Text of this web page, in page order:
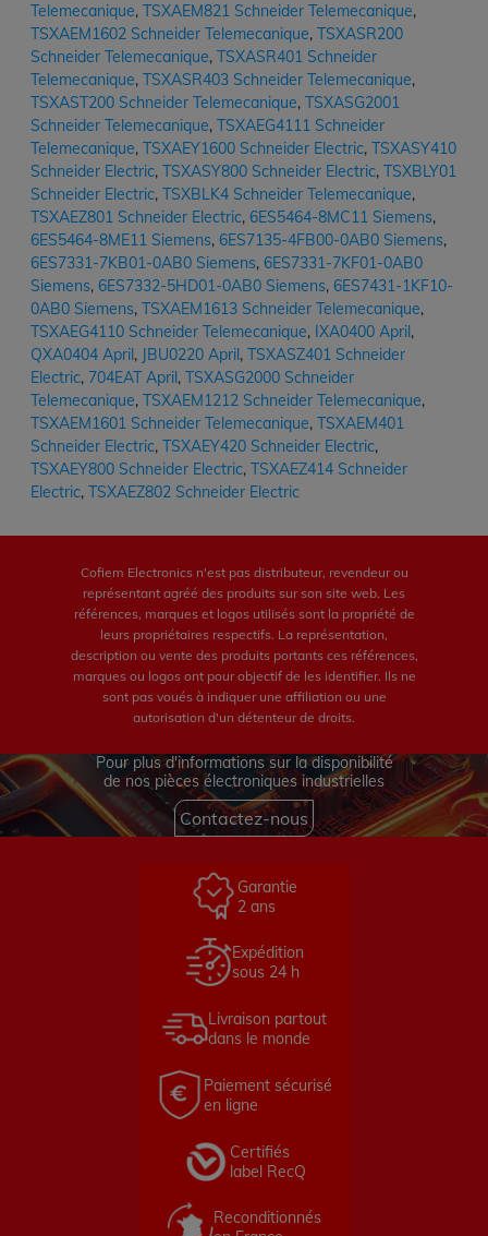
Telemecanique, TSXAEM821 Schneider Telemecanique,
TSXAEM1602 Schneider Telemecanique, TSXASR200
Schneider Telemecanique, TSXASR401 Schneider
Telemecanique, TSXASR403 Schneider Telemecanique,
TSXAST200 Schneider Telemecanique, TSXASG2001
Schneider Telemecanique, TSXAEG4111 Schneider
Telemecanique, TSXAEY1600 Schneider Electric, TSXASY410
Schneider Electric, TSXASY800 Schneider Electric, TSXBLY01
Schneider Electric, TSXBLK4 Schneider Telemecanique,
TSXAEZ801 Schneider Electric, 6ES5464-8MC11 Siemens,
6ES5464-8ME11 Siemens, 6ES7135-4FB00-0AB0 Siemens,
6ES7331-7KB01-0AB0 Siemens, 6ES7331-7KF01-0AB0
Siemens, 6ES7332-5HD01-0AB0 Siemens, 6ES7431-1KF10-
0AB0 Siemens, TSXAEM1613 Schneider Telemecanique,
TSXAEG4110 Schneider Telemecanique, IXA0400 April,
QXA0404 April, JBU0220 April, TSXASZ401 Schneider
Electric, 704EAT April, TSXASG2000 Schneider
Telemecanique, TSXAEM1212 Schneider Telemecanique,
TSXAEM1601 Schneider Telemecanique, TSXAEM401
Schneider Electric, TSXAEY420 Schneider Electric,
TSXAEY800 Schneider Electric, TSXAEZ414 Schneider
Electric, TSXAEZ802 Schneider Electric
Cofiem Electronics n'est pas distributeur, revendeur ou
représentant agréé des produits sur son site web. Les
références, marques et logos utilisés sont la propriété de
leurs propriétaires respectifs. La représentation,
description ou vente des produits portants ces références,
marques ou logos ont pour objectif de les identifier. Ils ne
sont pas voués à indiquer une affiliation ou une
autorisation d'un détenteur de droits.
Pour plus d'informations sur la disponibilité
de nos pièces électroniques industrielles
Contactez-nous
Garantie
2 ans
Expédition
sous 24 h
Livraison partout
dans le monde
Paiement sécurisé
en ligne
Certifiés
label RecQ
Reconditionnés